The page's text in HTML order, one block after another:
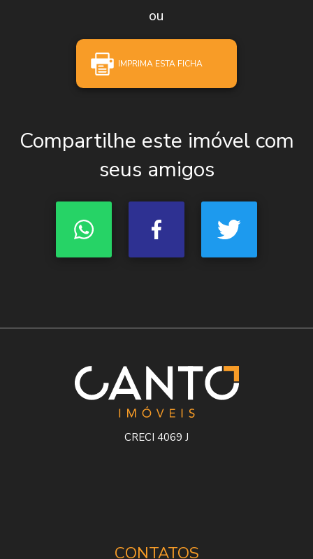
ou
IMPRIMA ESTA FICHA
Compartilhe este imóvel com
seus amigos
CRECI 4069 J
CONTATOS